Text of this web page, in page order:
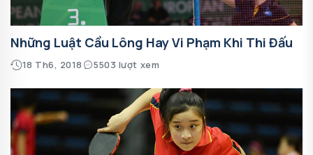
Những Luật Cầu Lông Hay Vi Phạm Khi Thi Đấu
18 Th6, 2018 5503 lượt xem